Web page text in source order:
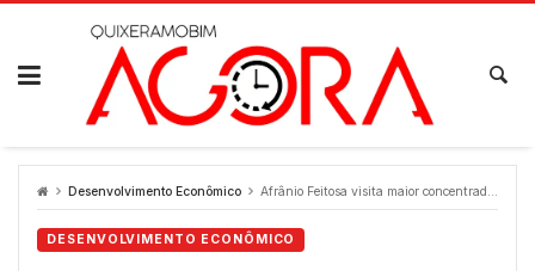
Skip
Desenvolvimento Econômico Afrânio Feitosa visita maior concentradora de redes de supermercados do Nordeste
DESENVOLVIMENTO ECONÔMICO